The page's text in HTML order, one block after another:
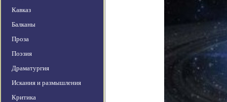
Кавказ
Балканы
Проза
Поэзия
Драматургия
Искания и размышления
Критика